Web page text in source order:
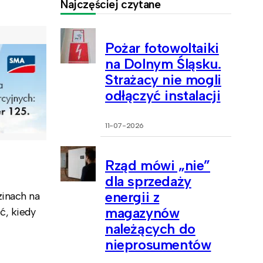
na
kiedy
Najczęściej czytane
Pożar fotowoltaiki
na Dolnym Śląsku.
Strażacy nie mogli
odłączyć instalacji
11-07-2026
Rząd mówi „nie”
dla sprzedaży
energii z
magazynów
należących do
nieprosumentów